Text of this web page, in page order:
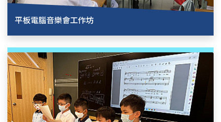
平板電腦音樂會工作坊